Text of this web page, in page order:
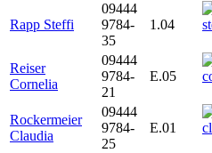
Rapp Steffi
09444
9784-
35
1.04
Reiser
Cornelia
09444
9784-
21
E.05
Rockermeier
Claudia
09444
9784-
25
E.01